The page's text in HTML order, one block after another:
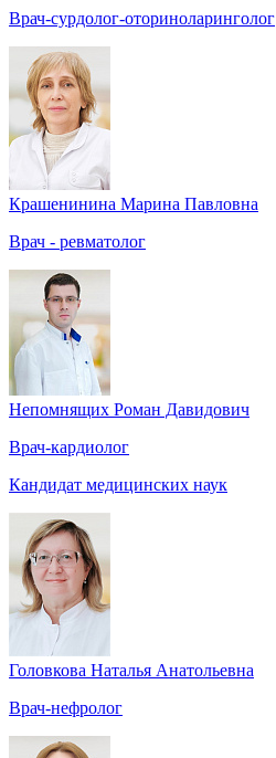
Врач-сурдолог-оториноларинголог
Крашенинина Марина Павловна
Врач - ревматолог
Непомнящих Роман Давидович
Врач-кардиолог
Кандидат медицинских наук
Головкова Наталья Анатольевна
Врач-нефролог